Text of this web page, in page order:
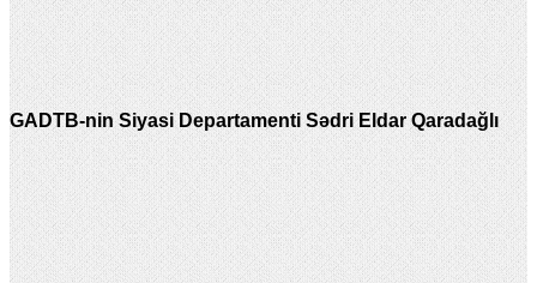
GADTB-nin Siyasi Departamenti Sədri Eldar Qaradağlı